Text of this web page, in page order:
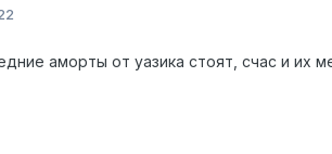
аморты от уазика стоят, счас и их